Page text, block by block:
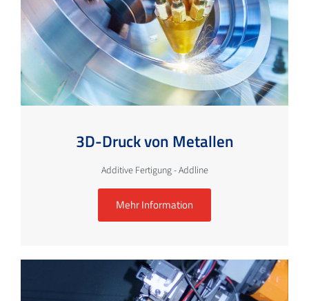
3D-Druck von Metallen
Additive Fertigung - Addline
Mehr Information